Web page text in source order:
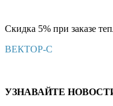
Скидка 5% при заказе
ВЕКТОР-С
УЗНАВАЙТЕ